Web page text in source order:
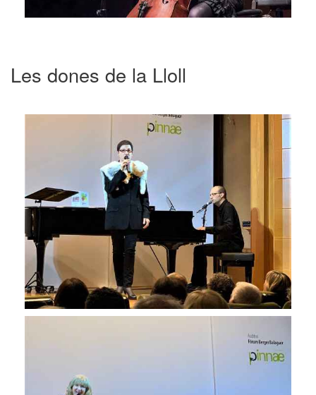
Les dones de la Lloll